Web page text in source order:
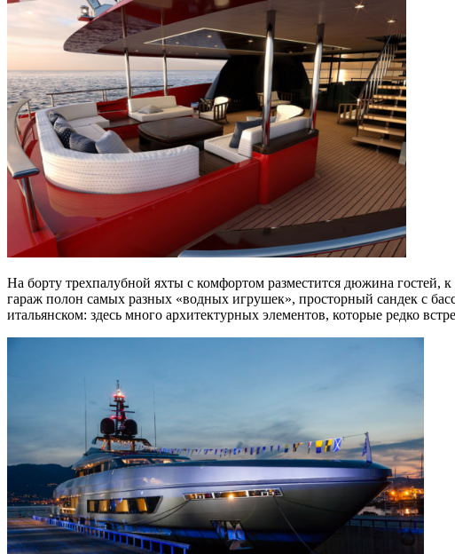
На борту трехпалубной яхты с комфортом разместится дюжина
гараж полон самых разных «водных игрушек», просторный сандек с
итальянском: здесь много архитектурных элементов, которые редко